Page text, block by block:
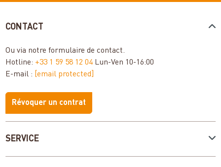
SERVICE
CONTACT
Ou via notreformulaire de contact.
Hotline: +33 1 59 58 12 04 Lun-Ven 10-16:00
E-mail : [email protected]
Révoquer un contrat